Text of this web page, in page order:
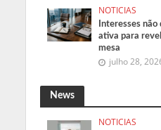
NOTICIAS
Interesses não
ativa para
mesa
julho 28,
News
NOTICIAS